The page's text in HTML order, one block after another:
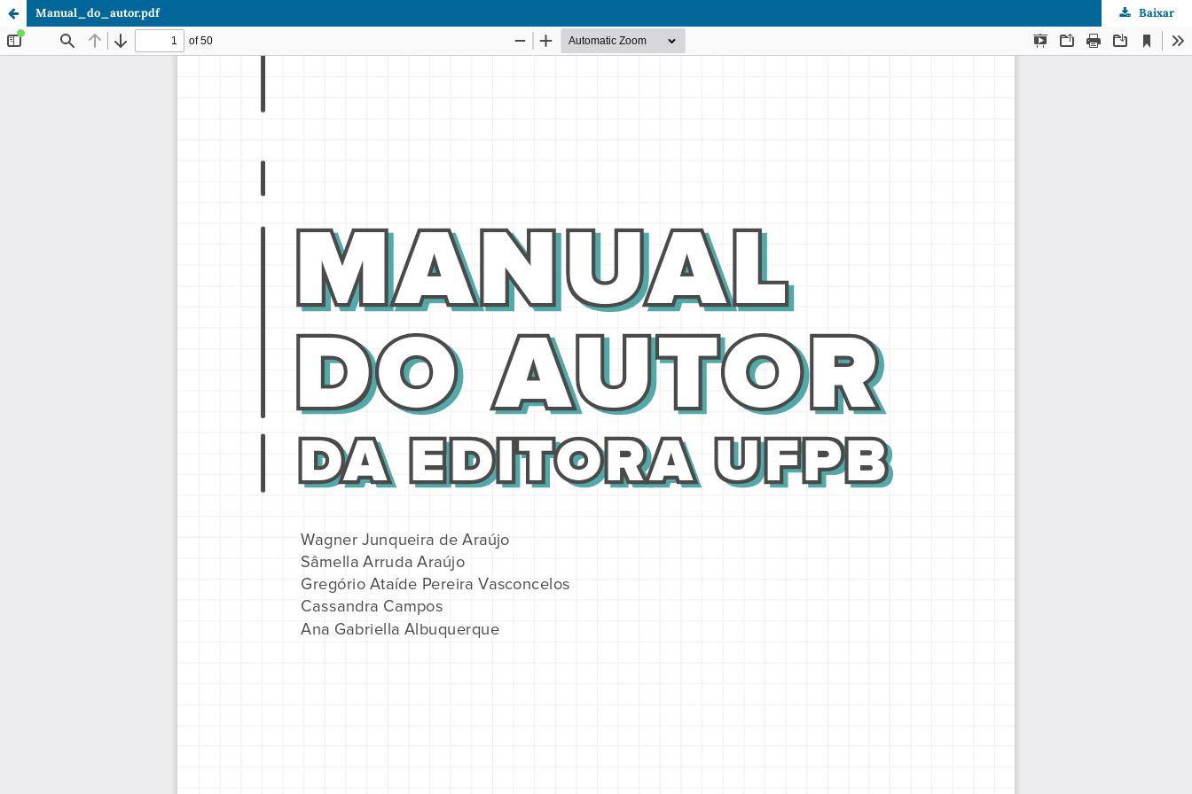
Manual_do_autor.pdf Baixar